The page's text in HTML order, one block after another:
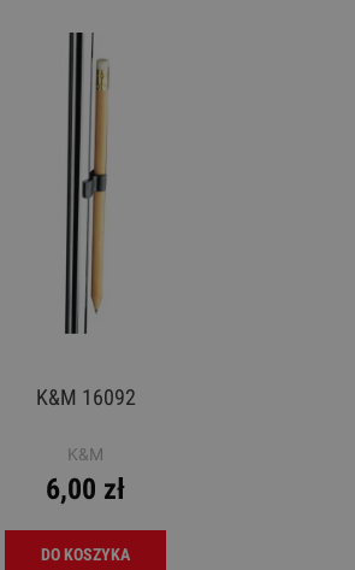
K&M 16092
K&M
6,00 zł
DO KOSZYKA